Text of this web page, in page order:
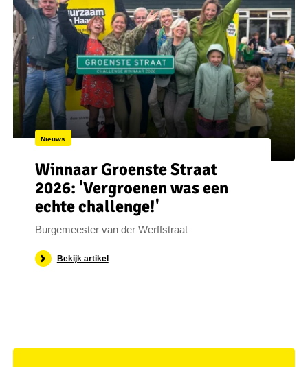
Nieuws
Winnaar Groenste Straat
2026: 'Vergroenen was een
echte challenge!'
Burgemeester van der Werffstraat
Bekijk artikel